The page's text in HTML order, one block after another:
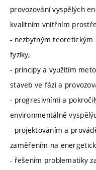
provozování vyspělých
kvalitním vnitřním
- nezbytným teoretickým
fyziky,
- principy a využitím
staveb ve fázi a
- progresivními a
environmentálně
- projektováním a
zaměřením na
- řešením problematiky